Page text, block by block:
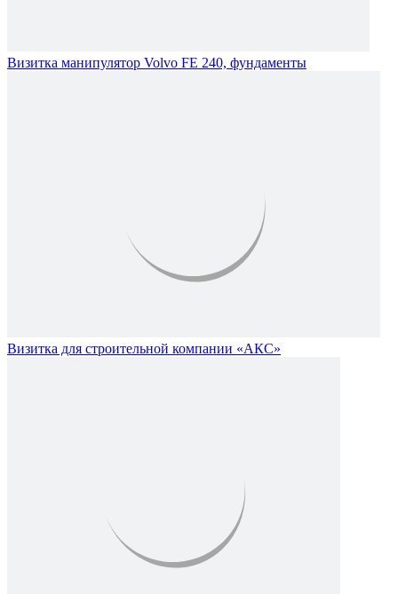
Визитка манипулятор Volvo FE 240, фундаменты
Визитка для строительной компании «АКС»